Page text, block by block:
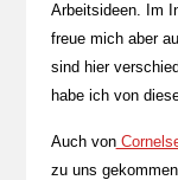
Arbeitsideen. Im
freue mich aber
sind hier
habe ich von
Auch von
zu uns